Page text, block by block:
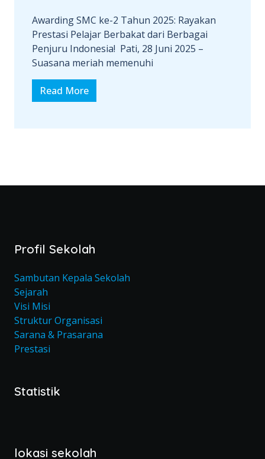
Awarding SMC ke-2 Tahun 2025: Rayakan
Prestasi Pelajar Berbakat dari Berbagai
Penjuru Indonesia! Pati, 28 Juni 2025 –
Suasana meriah memenuhi
Read More
Profil Sekolah
Sambutan Kepala Sekolah
Sejarah
Visi Misi
Struktur Organisasi
Sarana & Prasarana
Prestasi
Statistik
lokasi sekolah